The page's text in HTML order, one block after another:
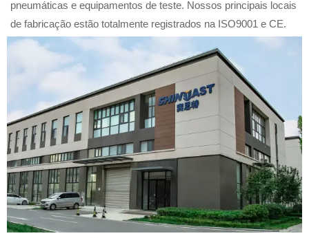
pneumáticas e equipamentos de teste. Nossos principais locais
de fabricação estão totalmente registrados na ISO9001 e CE.